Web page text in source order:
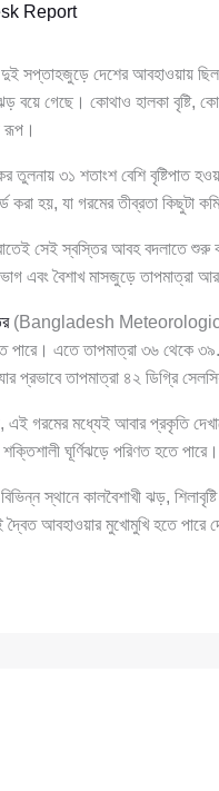
Report
সপ্তাহজুড়ে দেশের আবহাওয়ায়
বয়ে গেছে। কোথাও হালকা বৃষ্টি,
রূপ।
তুলনায় ৩১ শতাংশ বেশি বৃষ্টিপাত
করা হয়, যা গরমের তীব্রতা কিছুটা
সেই স্বস্তির আবহ বদলাতে শুরু
এবং বৈশাখ মাসজুড়ে তাপমাত্রা
(Bangladesh Meteorological
পারে। এতে তাপমাত্রা ৩৬ থেকে
প্রভাবে তাপমাত্রা ৪২ ডিগ্রি
গরমের মধ্যেই আবার প্রকৃতি
শক্তিশালী ঘূর্ণিঝড়ে পরিণত হতে
স্থানে কালবৈশাখী ঝড়,
আবহাওয়ার মুখোমুখি হতে পারে